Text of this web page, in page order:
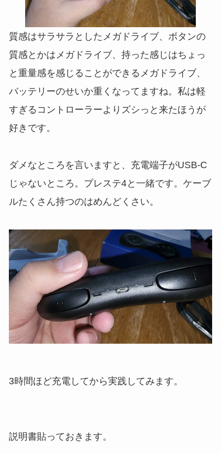
質感はサラサラとしたメガドライブ、ボタンの
質感とかはメガドライブ、持った感じはちょっ
と重量感を感じることができるメガドライブ、
バッテリーのせいか重くなってますね。私は軽
すぎるコントローラーよりズシっと来たほうが
好きです。
ダメなところを言いますと、充電端子がUSB-C
じゃないところ。プレステ4と一緒です。ケーブ
ルたくさん持つのはめんどくさい。
3時間ほど充電してから実践してみます。
説明書貼っておきます。